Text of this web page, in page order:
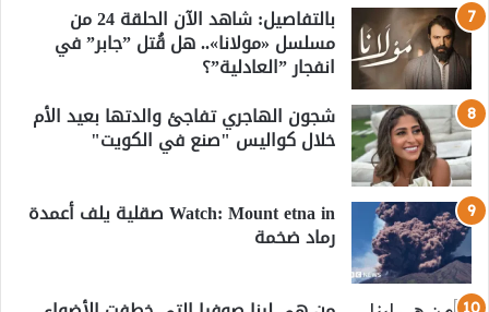
بالتفاصيل: شاهد الآن الحلقة 24 من
مسلسل «مولانا».. هل قُتل ”جابر” في
انفجار ”العادلية”؟
شجون الهاجري تفاجئ والدتها بعيد الأم
خلال كواليس "صنع في الكويت"
Watch: Mount etna in صقلية يلف أعمدة
رماد ضخمة